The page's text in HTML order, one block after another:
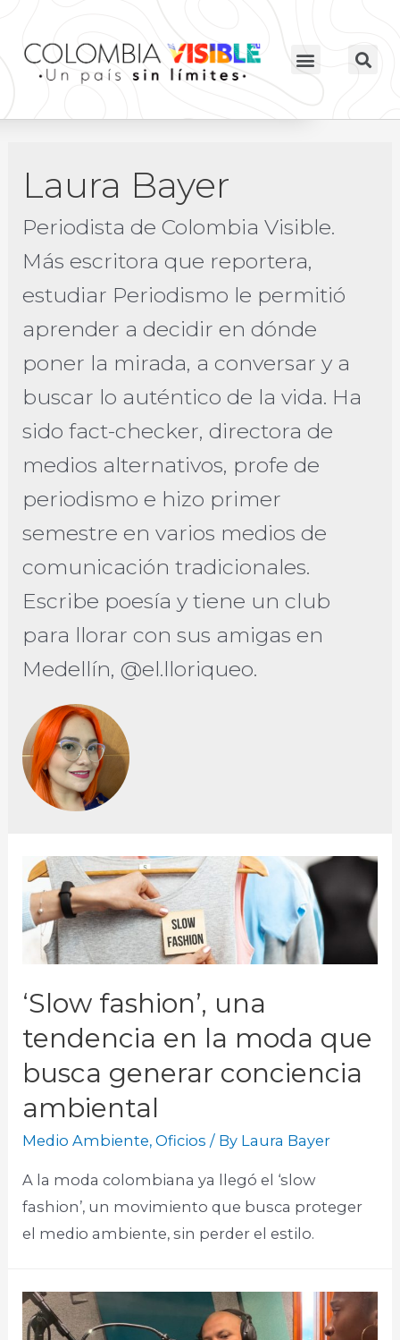
Laura Bayer
Periodista de Colombia Visible.
Más escritora que reportera,
estudiar Periodismo le permitió
aprender a decidir en dónde
poner la mirada, a conversar y a
buscar lo auténtico de la vida. Ha
sido fact-checker, directora de
medios alternativos, profe de
periodismo e hizo primer
semestre en varios medios de
comunicación tradicionales.
Escribe poesía y tiene un club
para llorar con sus amigas en
Medellín, @el.lloriqueo.
‘Slow fashion’, una
tendencia en la moda que
busca generar conciencia
ambiental
Medio Ambiente,Oficios / By Laura Bayer
A la moda colombiana ya llegó el ‘slow
fashion’, un movimiento que busca proteger
el medio ambiente, sin perder el estilo.​